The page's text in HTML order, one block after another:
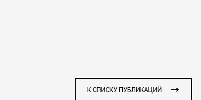
К СПИСКУ ПУБЛИКАЦИЙ